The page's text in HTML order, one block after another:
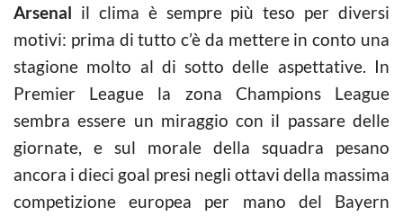
Arsenal il clima è sempre più teso per diversi
motivi: prima di tutto c’è da mettere in conto una
stagione molto al di sotto delle aspettative. In
Premier League la zona Champions League
sembra essere un miraggio con il passare delle
giornate, e sul morale della squadra pesano
ancora i dieci goal presi negli ottavi della massima
competizione europea per mano del Bayern